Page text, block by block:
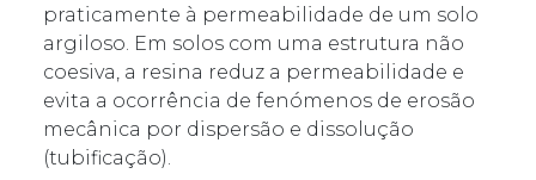
praticamente à permeabilidade de um solo
argiloso. Em solos com uma estrutura não
coesiva, a resina reduz a permeabilidade e
evita a ocorrência de fenómenos de erosão
mecânica por dispersão e dissolução
(tubificação).